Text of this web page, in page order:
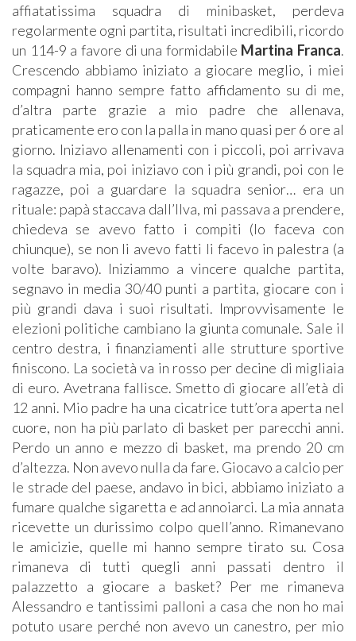
affiatatissima squadra di minibasket, perdeva
regolarmente ogni partita, risultati incredibili, ricordo
un 114-9 a favore di una formidabile Martina Franca.
Crescendo abbiamo iniziato a giocare meglio, i miei
compagni hanno sempre fatto affidamento su di me,
d’altra parte grazie a mio padre che allenava,
praticamente ero con la palla in mano quasi per 6 ore al
giorno. Iniziavo allenamenti con i piccoli, poi arrivava
la squadra mia, poi iniziavo con i più grandi, poi con le
ragazze, poi a guardare la squadra senior… era un
rituale: papà staccava dall’Ilva, mi passava a prendere,
chiedeva se avevo fatto i compiti (lo faceva con
chiunque), se non li avevo fatti li facevo in palestra (a
volte baravo). Iniziammo a vincere qualche partita,
segnavo in media 30/40 punti a partita, giocare con i
più grandi dava i suoi risultati. Improvvisamente le
elezioni politiche cambiano la giunta comunale. Sale il
centro destra, i finanziamenti alle strutture sportive
finiscono. La società va in rosso per decine di migliaia
di euro. Avetrana fallisce. Smetto di giocare all’età di
12 anni. Mio padre ha una cicatrice tutt’ora aperta nel
cuore, non ha più parlato di basket per parecchi anni.
Perdo un anno e mezzo di basket, ma prendo 20 cm
d’altezza. Non avevo nulla da fare. Giocavo a calcio per
le strade del paese, andavo in bici, abbiamo iniziato a
fumare qualche sigaretta e ad annoiarci. La mia annata
ricevette un durissimo colpo quell’anno. Rimanevano
le amicizie, quelle mi hanno sempre tirato su. Cosa
rimaneva di tutti quegli anni passati dentro il
palazzetto a giocare a basket? Per me rimaneva
Alessandro e tantissimi palloni a casa che non ho mai
potuto usare perché non avevo un canestro, per mio